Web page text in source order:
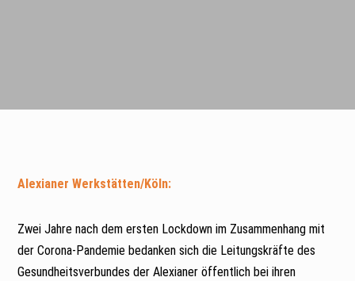
Alexianer Werkstätten/Köln:
Zwei Jahre nach dem ersten Lockdown im Zusammenhang mit
der Corona-Pandemie bedanken sich die Leitungskräfte des
Gesundheitsverbundes der Alexianer öffentlich bei ihren